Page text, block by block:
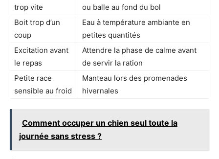
trop vite
ou balle au fond du bol
Boit trop d’un
coup
Eau à température ambiante en
petites quantités
Excitation avant
le repas
Attendre la phase de calme avant
de servir la ration
Petite race
sensible au froid
Manteau lors des promenades
hivernales
Comment occuper un chien seul toute la
journée sans stress ?